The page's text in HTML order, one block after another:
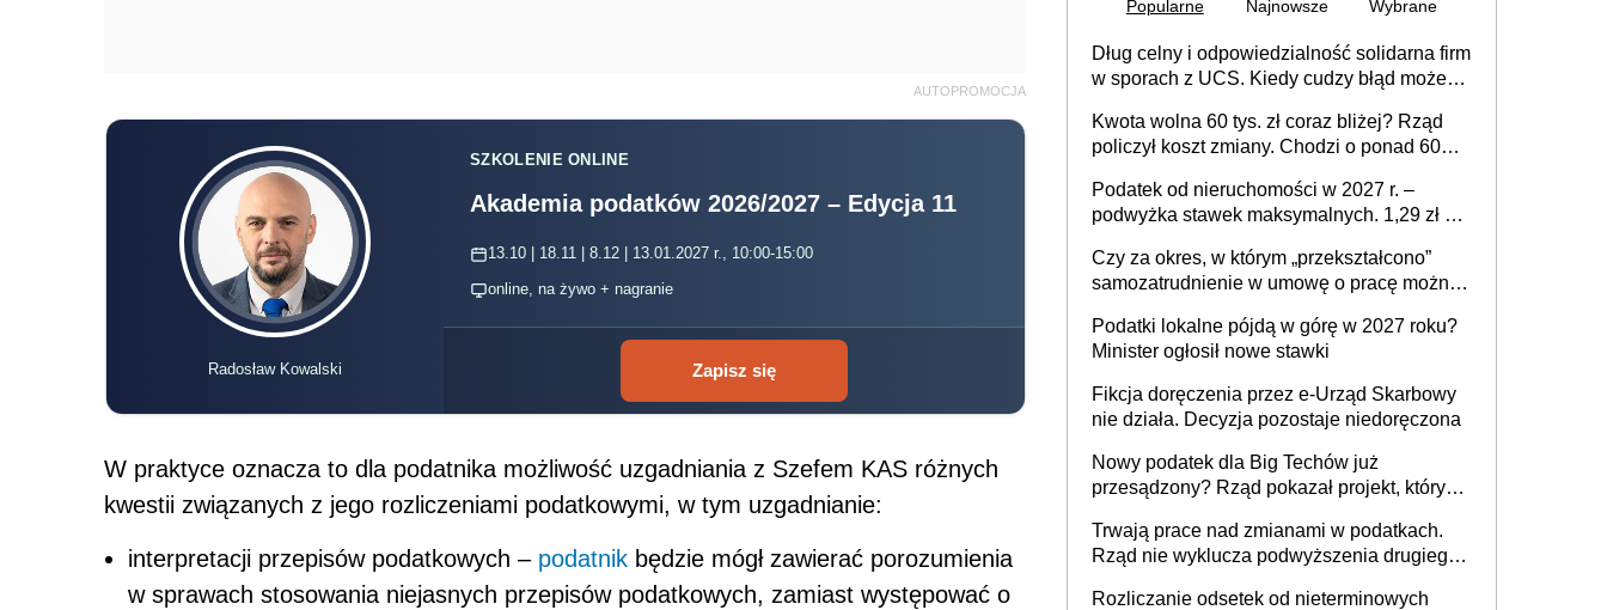
AUTOPROMOCJA
Radosław Kowalski
SZKOLENIE ONLINE
Akademia podatków 2026/2027 – Edycja 11
13.10 | 18.11 | 8.12 | 13.01.2027 r., 10:00-15:00
online, na żywo + nagranie
Zapisz się
W praktyce oznacza to dla podatnika możliwość uzgadniania z Szefem KAS różnych
kwestii związanych z jego rozliczeniami podatkowymi, w tym uzgadnianie:
interpretacji przepisów podatkowych – podatnik będzie mógł zawierać porozumienia
w sprawach stosowania niejasnych przepisów podatkowych, zamiast występować o
Popularne Najnowsze Wybrane
Dług celny i odpowiedzialność solidarna firm
w sporach z UCS. Kiedy cudzy błąd może
Kwota wolna 60 tys. zł coraz bliżej? Rząd
policzył koszt zmiany. Chodzi o ponad 60
Podatek od nieruchomości w 2027 r. –
podwyżka stawek maksymalnych. 1,29 zł za
budynków i lokali związanych z
prowadzeniem działalności gospodarczej
Czy za okres, w którym „przekształcono”
samozatrudnienie w umowę o pracę można
umowy cywilnoprawnej jedynym
racjonalnym wyjściem
Podatki lokalne pójdą w górę w 2027 roku?
Minister ogłosił nowe stawki
Fikcja doręczenia przez e-Urząd Skarbowy
nie działa. Decyzja pozostaje niedoręczona
Nowy podatek dla Big Techów już
przesądzony? Rząd pokazał projekt, który
Trwają prace nad zmianami w podatkach.
Rząd nie wyklucza podwyższenia drugiego
Rozliczanie odsetek od nieterminowych